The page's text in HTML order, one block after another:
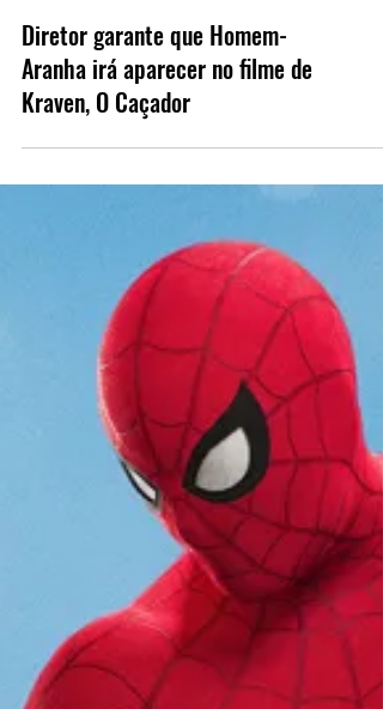
Diretor garante que Homem-
Aranha irá aparecer no filme de
Kraven, O Caçador